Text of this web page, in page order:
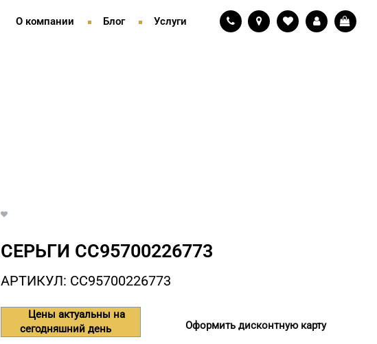
О компании Блог Услуги
СЕРЬГИ СC95700226773
АРТИКУЛ: СC95700226773
Цены актуальны на
сегодняшний день
Оформить дисконтную карту